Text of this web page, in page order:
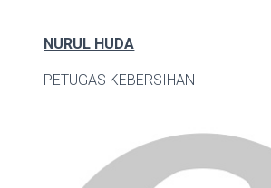
NURUL HUDA
PETUGAS KEBERSIHAN